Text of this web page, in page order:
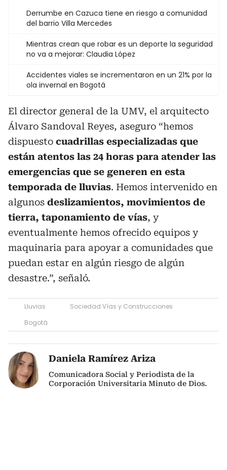
Derrumbe en Cazuca tiene en riesgo a comunidad
del barrio Villa Mercedes
Mientras crean que robar es un deporte la seguridad
no va a mejorar: Claudia López
Accidentes viales se incrementaron en un 21% por la
ola invernal en Bogotá
El director general de la UMV, el arquitecto
Álvaro Sandoval Reyes, aseguro “hemos
dispuesto cuadrillas especializadas que
están atentos las 24 horas para atender las
emergencias que se generen en esta
temporada de lluvias. Hemos intervenido en
algunos deslizamientos, movimientos de
tierra, taponamiento de vías, y
eventualmente hemos ofrecido equipos y
maquinaria para apoyar a comunidades que
puedan estar en algún riesgo de algún
desastre.”, señaló.
Lluvias
Sociedad Vías y Construcciones
Bogotá
Daniela Ramírez Ariza
Comunicadora Social y Periodista de la
Corporación Universitaria Minuto de Dios.